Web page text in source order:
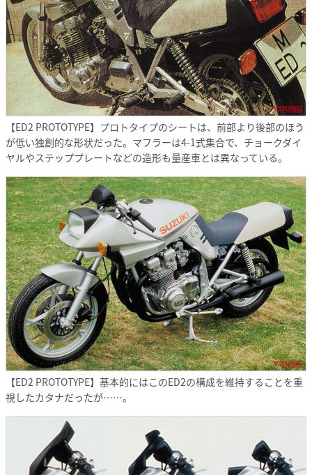
【ED2 PROTOTYPE】プロトタイプのシートは、前部より後部のほう
が低い独創的な形状だった。マフラーは4-1式集合で、チョークダイ
ヤルやステッププレートなどの造形も量産車とは異なっている。
【ED2 PROTOTYPE】基本的にはこのED2の構成を維持することを重
視したカタナだったが……。